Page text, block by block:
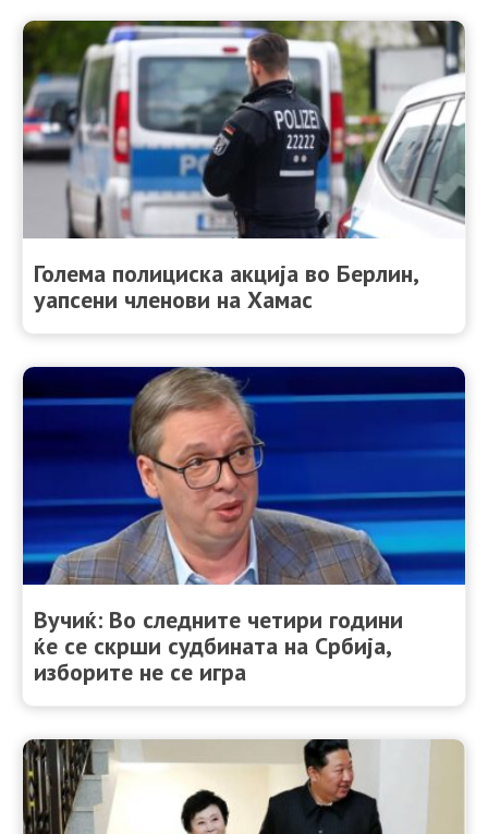
Голема полициска акција во Берлин,
уапсени членови на Хамас
Вучиќ: Во следните четири години
ќе се скрши судбината на Србија,
изборите не се игра